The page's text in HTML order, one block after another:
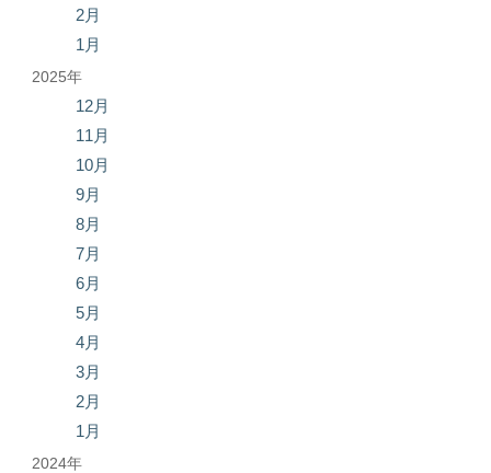
2月
1月
2025年
12月
11月
10月
9月
8月
7月
6月
5月
4月
3月
2月
1月
2024年